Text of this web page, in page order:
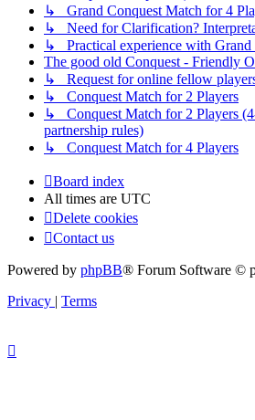
↳ Grand Conquest Match for 4
↳ Need for Clarification?
↳ Practical experience with Grand
The good old Conquest - Friendly
↳ Request for online fellow
↳ Conquest Match for 2 Players
↳ Conquest Match for 2 Players
partnership rules)
↳ Conquest Match for 4 Players
Board index
All times are UTC
Delete cookies
Contact us
Powered by phpBB® Forum Software ©
Privacy | Terms